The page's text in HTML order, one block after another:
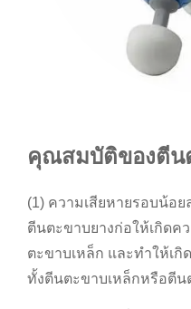
คุณสมบัติของตีน
(1) ความเสียหายรอบน้อย
ตีนตะขาบยางก่อให้เกิดค
ตะขาบเหล็ก และทำให้เ
ทั้งตีนตะขาบเหล็กหรือตีน